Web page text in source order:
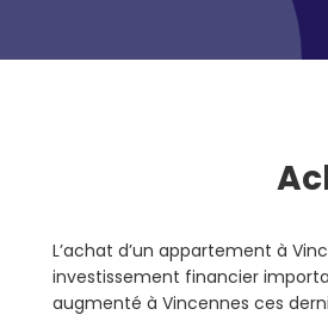
L’achat d’un appartement à
investissement financier
augmenté à Vincennes ces